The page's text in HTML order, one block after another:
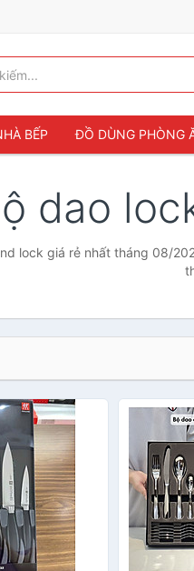
BẾP ĐỒ DÙNG PHÒNG
dao
lock giá rẻ nhất tháng 08/